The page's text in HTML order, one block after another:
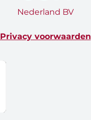
Nederland BV
Privacy voorwaarden